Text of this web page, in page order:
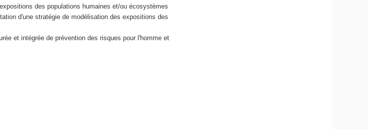
des populations humaines et/ou écosystèmes
d'une stratégie de modélisation des expositions des
et intégrée de prévention des risques pour l'homme et